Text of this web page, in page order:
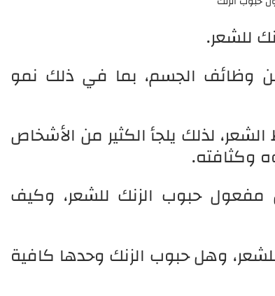
للشعر.
وظائف الجسم، بما في ذلك نمو
لذلك يلجأ الكثير من الأشخاص
وكثافته.
حبوب الزنك للشعر، وكيف
وهل حبوب الزنك وحدها كافية